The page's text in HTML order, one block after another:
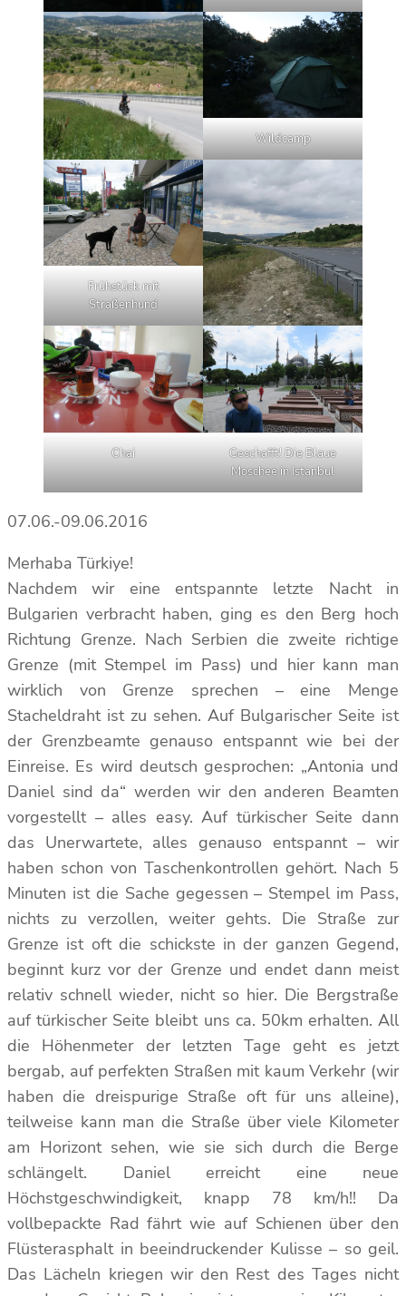
Wildcamp
Frühstück mit
Straßenhund
Chai
Geschafft! Die Blaue
Moschee in Istanbul
07.06.-09.06.2016
Merhaba Türkiye!
Nachdem wir eine entspannte letzte Nacht in
Bulgarien verbracht haben, ging es den Berg hoch
Richtung Grenze. Nach Serbien die zweite richtige
Grenze (mit Stempel im Pass) und hier kann man
wirklich von Grenze sprechen – eine Menge
Stacheldraht ist zu sehen. Auf Bulgarischer Seite ist
der Grenzbeamte genauso entspannt wie bei der
Einreise. Es wird deutsch gesprochen: „Antonia und
Daniel sind da“ werden wir den anderen Beamten
vorgestellt – alles easy. Auf türkischer Seite dann
das Unerwartete, alles genauso entspannt – wir
haben schon von Taschenkontrollen gehört. Nach 5
Minuten ist die Sache gegessen – Stempel im Pass,
nichts zu verzollen, weiter gehts. Die Straße zur
Grenze ist oft die schickste in der ganzen Gegend,
beginnt kurz vor der Grenze und endet dann meist
relativ schnell wieder, nicht so hier. Die Bergstraße
auf türkischer Seite bleibt uns ca. 50km erhalten. All
die Höhenmeter der letzten Tage geht es jetzt
bergab, auf perfekten Straßen mit kaum Verkehr (wir
haben die dreispurige Straße oft für uns alleine),
teilweise kann man die Straße über viele Kilometer
am Horizont sehen, wie sie sich durch die Berge
schlängelt. Daniel erreicht eine neue
Höchstgeschwindigkeit, knapp 78 km/h!! Da
vollbepackte Rad fährt wie auf Schienen über den
Flüsterasphalt in beeindruckender Kulisse – so geil.
Das Lächeln kriegen wir den Rest des Tages nicht